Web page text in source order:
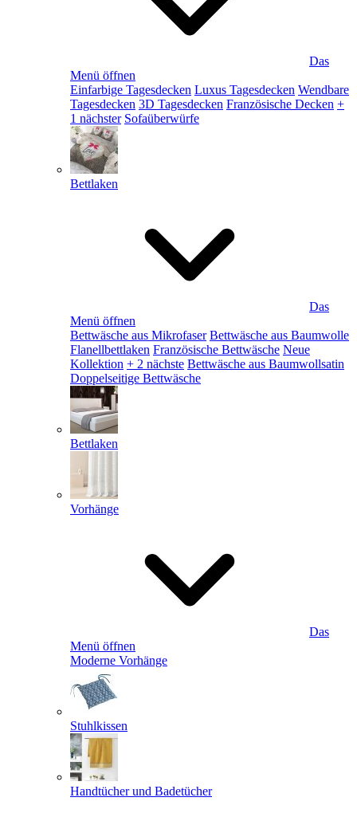
Das
Menü öffnen
Einfarbige Tagesdecken Luxus Tagesdecken Wendbare
Tagesdecken 3D Tagesdecken Französische Decken +
1 nächster Sofaüberwürfe
Bettlaken
Das
Menü öffnen
Bettwäsche aus Mikrofaser Bettwäsche aus Baumwolle
Flanellbettlaken Französische Bettwäsche Neue
Kollektion + 2 nächste Bettwäsche aus Baumwollsatin
Doppelseitige Bettwäsche
Bettlaken
Vorhänge
Das
Menü öffnen
Moderne Vorhänge
Stuhlkissen
Handtücher und Badetücher